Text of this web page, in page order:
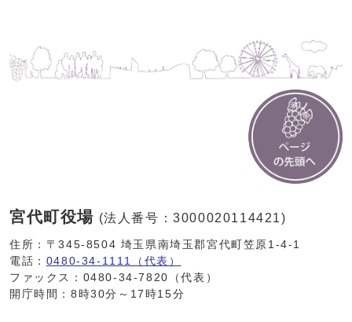
宮代町役場 (法人番号：3000020114421)
住所：〒345-8504 埼玉県南埼玉郡宮代町笠原1-4-1
電話： 0480-34-1111（代表）
ファックス：0480-34-7820（代表）
開庁時間：8時30分～17時15分